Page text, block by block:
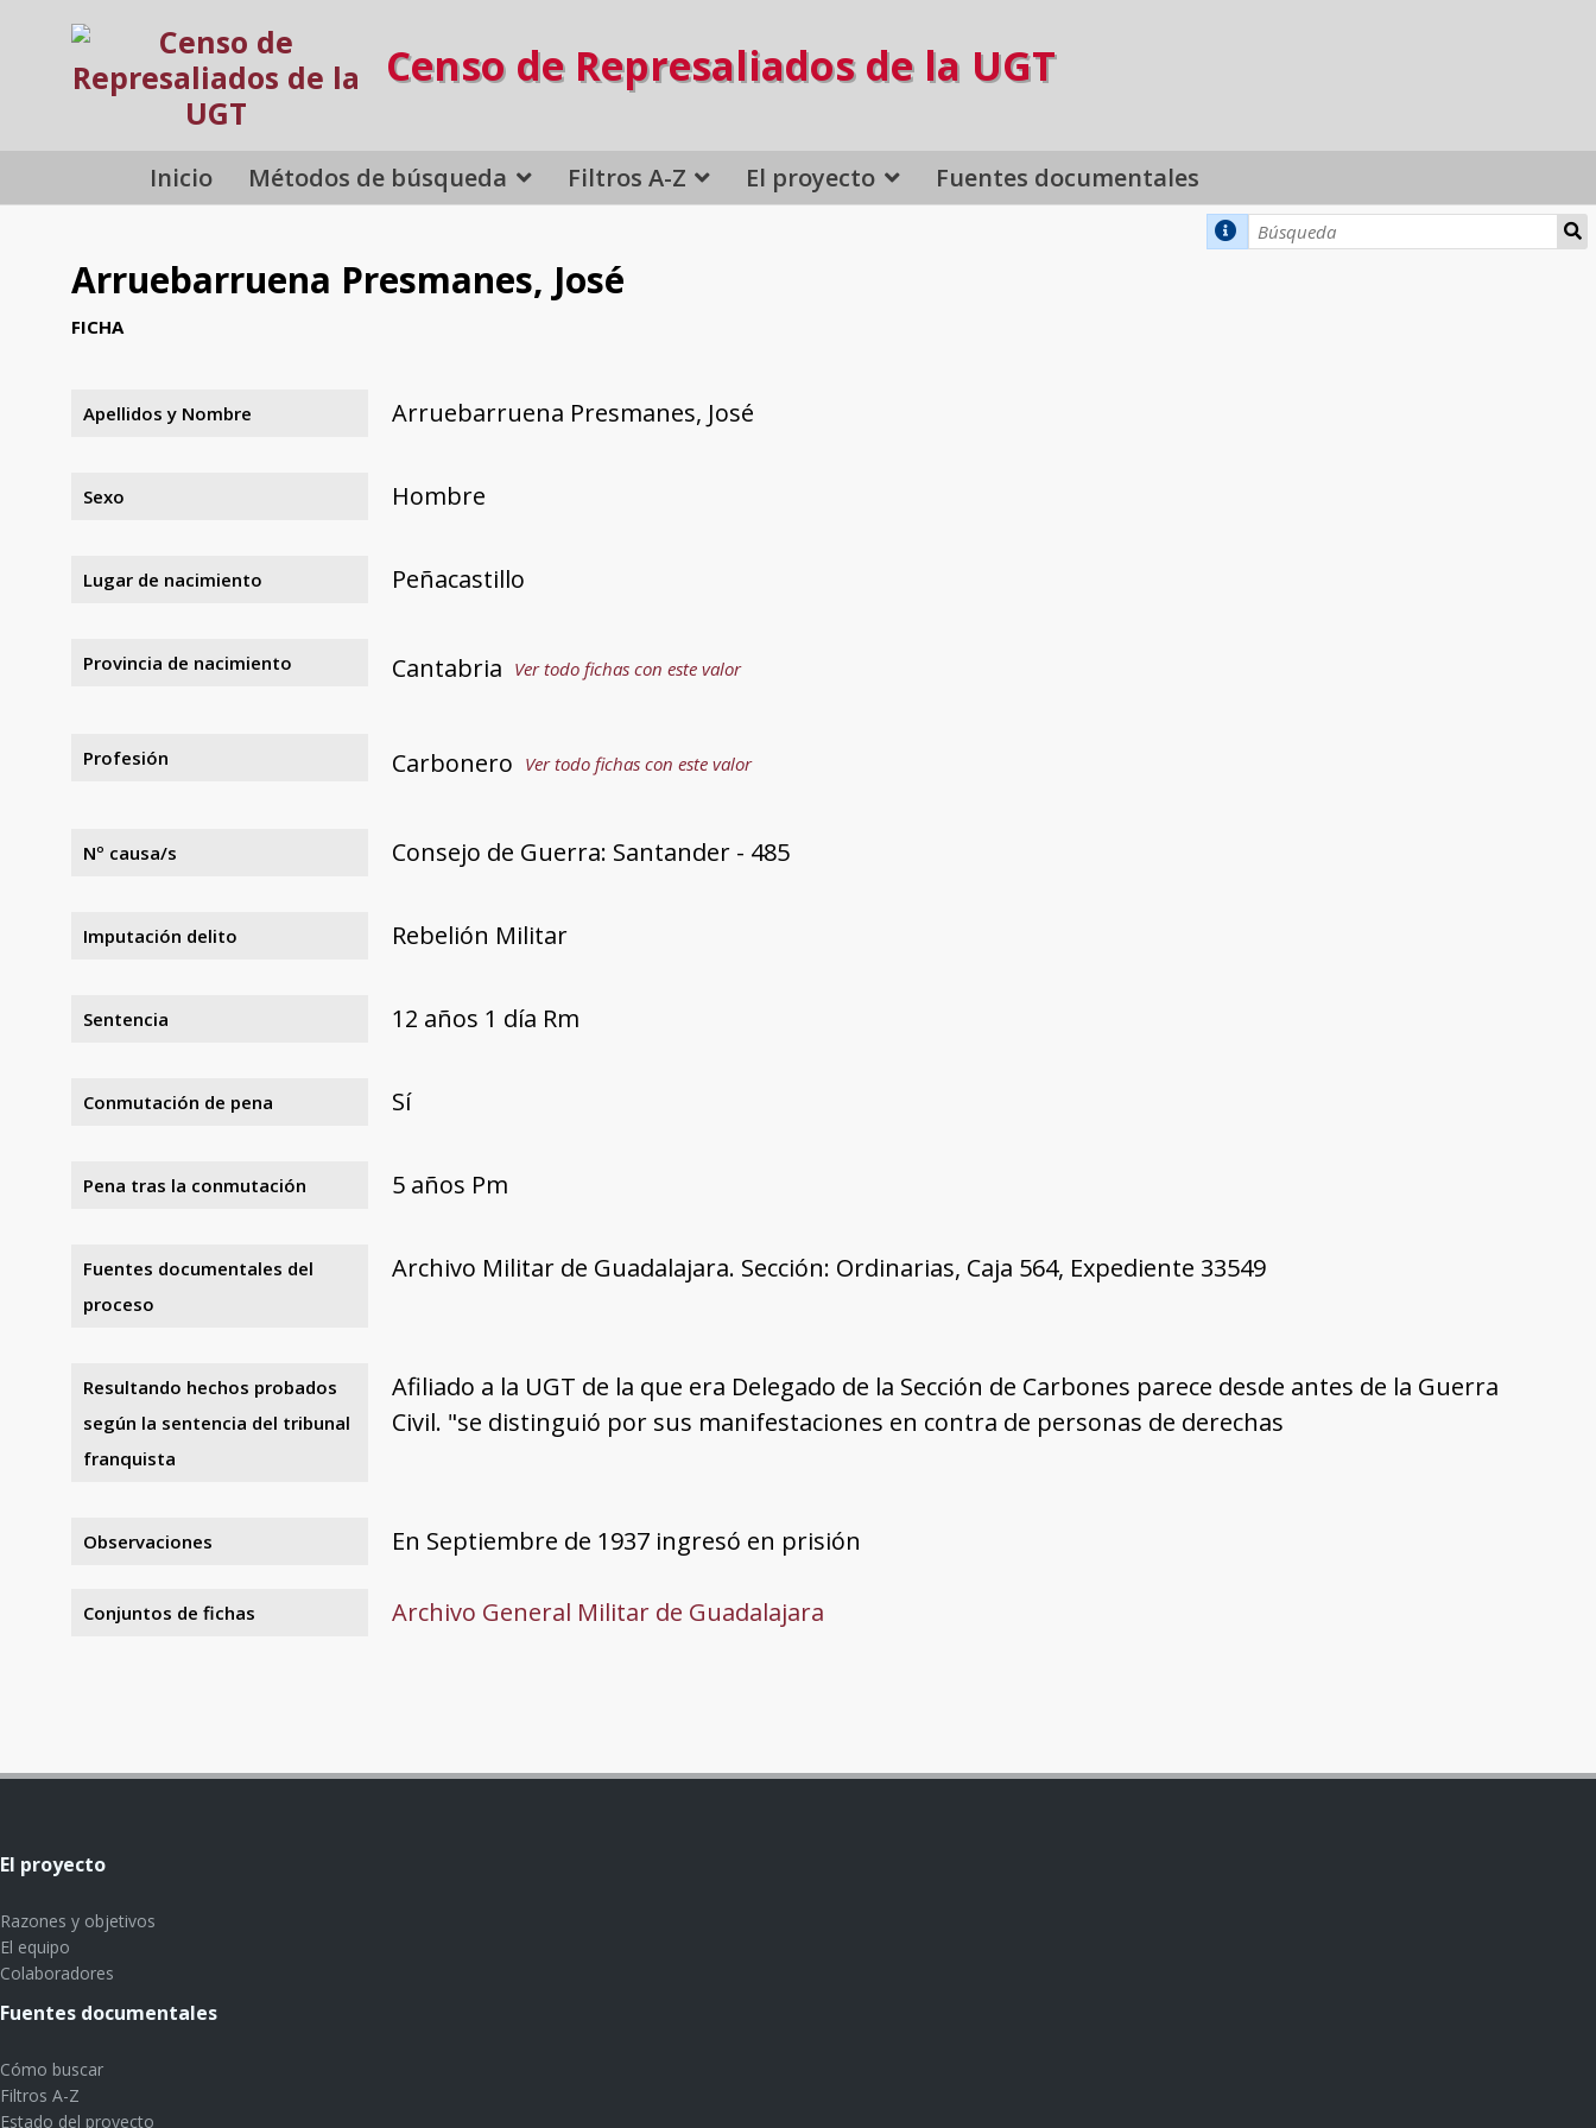
Censo de Represaliados de la UGT
Inicio Métodos de búsqueda Filtros A-Z El proyecto Fuentes documentales
Arruebarruena Presmanes, José
FICHA
Apellidos y Nombre Arruebarruena Presmanes, José
Sexo Hombre
Lugar de nacimiento Peñacastillo
Provincia de nacimiento Cantabria Ver todo fichas con este valor
Profesión Carbonero Ver todo fichas con este valor
Nº causa/s Consejo de Guerra: Santander - 485
Imputación delito Rebelión Militar
Sentencia 12 años 1 día Rm
Conmutación de pena Sí
Pena tras la conmutación 5 años Pm
Fuentes documentales del
proceso
Archivo Militar de Guadalajara. Sección: Ordinarias, Caja 564, Expediente 33549
Resultando hechos probados
según la sentencia del tribunal
franquista
Afiliado a la UGT de la que era Delegado de la Sección de Carbones parece desde antes de la Guerra
Civil. "se distinguió por sus manifestaciones en contra de personas de derechas
Observaciones En Septiembre de 1937 ingresó en prisión
Conjuntos de fichas Archivo General Militar de Guadalajara
El proyecto
Razones y objetivos
El equipo
Colaboradores
Fuentes documentales
Cómo buscar
Filtros A-Z
Estado del proyecto